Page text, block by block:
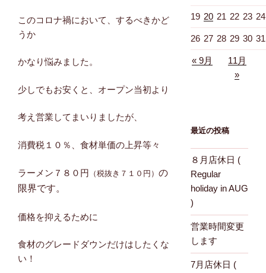
このコロナ禍において、するべきかど
うか
かなり悩みました。
少しでもお安くと、オープン当初より
考え営業してまいりましたが、
消費税１０％、食材単価の上昇等々
ラーメン７８０円 （税抜き７１０円） の
限界です。
価格を抑えるために
食材のグレードダウンだけはしたくな
い！
19 20 21 22 23 24
26 27 28 29 30 31
« 9月
11月
»
最近の投稿
８月店休日 (
Regular
holiday in AUG
)
営業時間変更
します
7月店休日 (